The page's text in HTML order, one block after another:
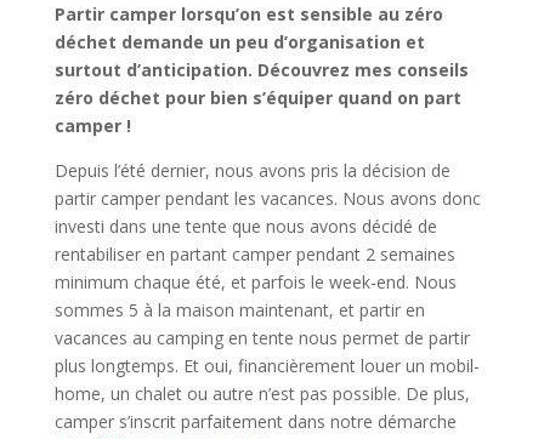
Partir camper lorsqu’on est sensible au zéro
déchet demande un peu d’organisation et
surtout d’anticipation. Découvrez mes conseils
zéro déchet pour bien s’équiper quand on part
camper !
Depuis l’été dernier, nous avons pris la décision de
partir camper pendant les vacances. Nous avons donc
investi dans une tente que nous avons décidé de
rentabiliser en partant camper pendant 2 semaines
minimum chaque été, et parfois le week-end. Nous
sommes 5 à la maison maintenant, et partir en
vacances au camping en tente nous permet de partir
plus longtemps. Et oui, financièrement louer un mobil-
home, un chalet ou autre n’est pas possible. De plus,
camper s’inscrit parfaitement dans notre démarche